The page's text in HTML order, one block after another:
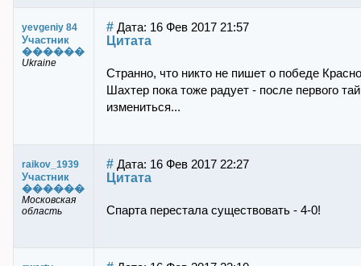
yevgeniy 84
Участник
������
Ukraine
# Дата: 16 Фев 2017 21:57
Цитата
Странно, что никто не пишет о победе
Шахтер пока тоже радует - после первого
измениться...
raikov_1939
Участник
������
Московская
область
# Дата: 16 Фев 2017 22:27
Цитата
Спарта перестала существовать - 4-0!